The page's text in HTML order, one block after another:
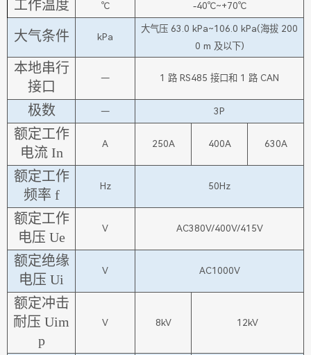
工作温度 ℃ -40℃~+70℃
大气条件 kPa
大气压 63.0 kPa~106.0 kPa(海拔 200
0 m 及以下)
本地串行
接口
— 1 路 RS485 接口和 1 路 CAN
极数 — 3P
额定工作
电流 In
A 250A 400A 630A
额定工作
频率 f
Hz 50Hz
额定工作
电压 Ue
V AC380V/400V/415V
额定绝缘
电压 Ui
V AC1000V
额定冲击
耐压 Uim
p
V 8kV 12kV